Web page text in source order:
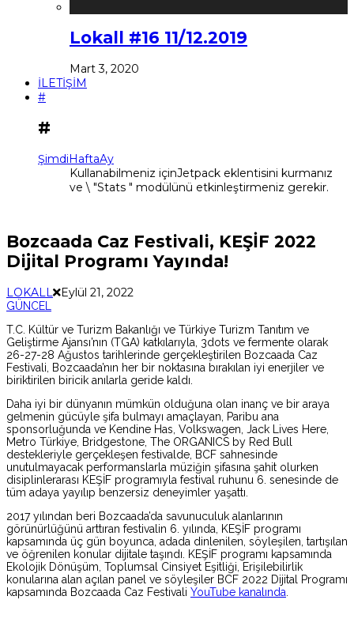
Lokall #16 11/12.2019
Mart 3, 2020
İLETİŞİM
#
#
ŞimdiHaftaAy
Kullanabilmeniz içinJetpack eklentisini kurmanız
ve \ "Stats " modülünü etkinleştirmeniz gerekir.
Bozcaada Caz Festivali, KEŞİF 2022
Dijital Programı Yayında!
LOKALL Eylül 21, 2022
GÜNCEL
T.C. Kültür ve Turizm Bakanlığı ve Türkiye Turizm Tanıtım ve
Geliştirme Ajansı’nın (TGA) katkılarıyla, 3dots ve fermente olarak
26-27-28 Ağustos tarihlerinde gerçekleştirilen Bozcaada Caz
Festivali, Bozcaada’nın her bir noktasına bırakılan iyi enerjiler ve
biriktirilen biricik anılarla geride kaldı.
Daha iyi bir dünyanın mümkün olduğuna olan inanç ve bir araya
gelmenin gücüyle şifa bulmayı amaçlayan, Paribu ana
sponsorluğunda ve Kendine Has, Volkswagen, Jack Lives Here,
Metro Türkiye, Bridgestone, The ORGANICS by Red Bull
destekleriyle gerçekleşen festivalde, BCF sahnesinde
unutulmayacak performanslarla müziğin şifasına şahit olurken
disiplinlerarası KEŞİF programıyla festival ruhunu 6. senesinde de
tüm adaya yayılıp benzersiz deneyimler yaşattı.
2017 yılından beri Bozcaada’da savunuculuk alanlarının
görünürlüğünü arttıran festivalin 6. yılında, KEŞİF programı
kapsamında üç gün boyunca, adada dinlenilen, söyleşilen, tartışılan
ve öğrenilen konular dijitale taşındı. KEŞİF programı kapsamında
Ekolojik Dönüşüm, Toplumsal Cinsiyet Eşitliği, Erişilebilirlik
konularına alan açılan panel ve söyleşiler BCF 2022 Dijital Programı
kapsamında Bozcaada Caz Festivali YouTube kanalında